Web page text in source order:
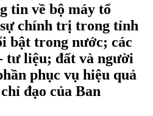
tin về bộ máy tổ
chính trị trong tỉnh
bật trong nước; các
tư liệu; đất và người
phục vụ hiệu quả
đạo của Ban